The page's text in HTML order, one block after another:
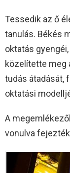
Tessedik az ő
tanulás. Békés
oktatás
közelítette meg
tudás átadását,
oktatási
A
vonulva